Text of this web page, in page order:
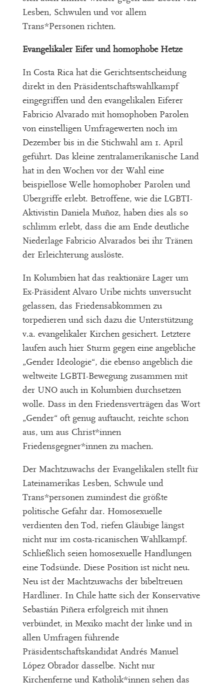
Lesben, Schwulen und vor allem
Trans*Personen richten.
Evangelikaler Eifer und homophobe Hetze
In Costa Rica hat die Gerichtsentscheidung
direkt in den Präsidentschaftswahlkampf
eingegriffen und den evangelikalen Eiferer
Fabricio Alvarado mit homophoben Parolen
von einstelligen Umfragewerten noch im
Dezember bis in die Stichwahl am 1. April
geführt. Das kleine zentralamerikanische Land
hat in den Wochen vor der Wahl eine
beispiellose Welle homophober Parolen und
Übergriffe erlebt. Betroffene, wie die LGBTI-
Aktivistin Daniela Muñoz, haben dies als so
schlimm erlebt, dass die am Ende deutliche
Niederlage Fabricio Alvarados bei ihr Tränen
der Erleichterung auslöste.
In Kolumbien hat das reaktionäre Lager um
Ex-Präsident Alvaro Uribe nichts unversucht
gelassen, das Friedensabkommen zu
torpedieren und sich dazu die Unterstützung
v.a. evangelikaler Kirchen gesichert. Letztere
laufen auch hier Sturm gegen eine angebliche
„Gender Ideologie“, die ebenso angeblich die
weltweite LGBTI-Bewegung zusammen mit
der UNO auch in Kolumbien durchsetzen
wolle. Dass in den Friedensverträgen das Wort
„Gender“ oft genug auftaucht, reichte schon
aus, um aus Christ*innen
Friedensgegner*innen zu machen.
Der Machtzuwachs der Evangelikalen stellt für
Lateinamerikas Lesben, Schwule und
Trans*personen zumindest die größte
politische Gefahr dar. Homosexuelle
verdienten den Tod, riefen Gläubige längst
nicht nur im costa-ricanischen Wahlkampf.
Schließlich seien homosexuelle Handlungen
eine Todsünde. Diese Position ist nicht neu.
Neu ist der Machtzuwachs der bibeltreuen
Hardliner. In Chile hatte sich der Konservative
Sebastián Piñera erfolgreich mit ihnen
verbündet, in Mexiko macht der linke und in
allen Umfragen führende
Präsidentschaftskandidat Andrés Manuel
López Obrador dasselbe. Nicht nur
Kirchenferne und Katholik*innen sehen das